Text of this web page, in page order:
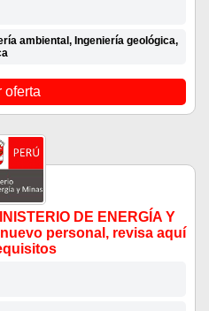
ambiental, Ingeniería geológica,
oferta
DE ENERGÍA Y
personal, revisa aquí